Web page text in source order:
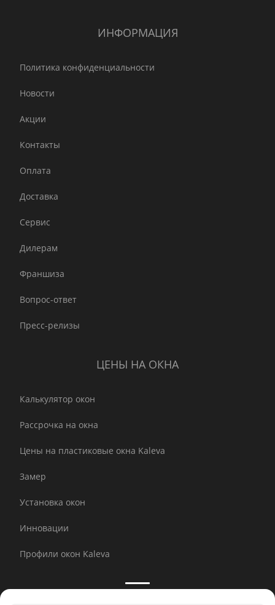
ИНФОРМАЦИЯ
Политика конфиденциальности
Новости
Акции
Контакты
Оплата
Доставка
Сервис
Дилерам
Франшиза
Вопрос-ответ
Пресс-релизы
ЦЕНЫ НА ОКНА
Калькулятор окон
Рассрочка на окна
Цены на пластиковые окна Kaleva
Замер
Установка окон
Инновации
Профили окон Kaleva
Принимаем к оплате: